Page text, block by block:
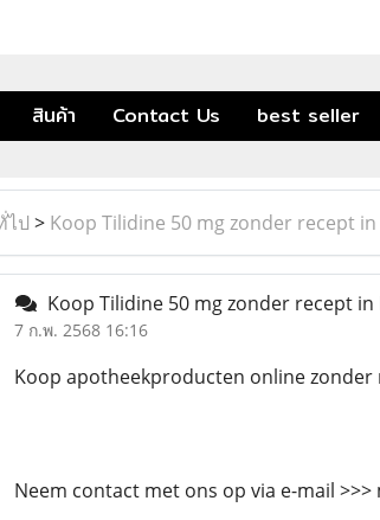
สินค้า Contact Us best seller
ไป > Koop Tilidine 50 mg zonder recept
Koop Tilidine 50 mg zonder recept
7 ก.พ. 2568 16:16
Koop apotheekproducten online zonder
Neem contact met ons op via e-mail